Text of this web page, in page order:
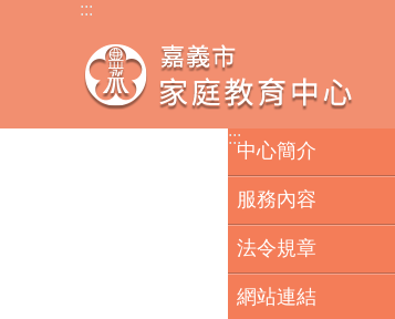
跳到主要內容區塊
:::
:::
中心簡介
服務內容
法令規章
網站連結